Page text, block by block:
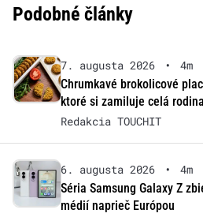
Podobné články
7. augusta 2026 •
4m
Chrumkavé brokolicové
ktoré si zamiluje celá rodina
Redakcia TOUCHIT
6. augusta 2026 •
4m
Séria Samsung Galaxy Z
médií naprieč Európou